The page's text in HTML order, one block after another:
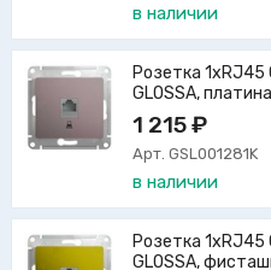
в наличии
Розетка
GLOSSA, платина
1 215 ₽
Арт. GSL001281K
в наличии
Розетка
GLOSSA,